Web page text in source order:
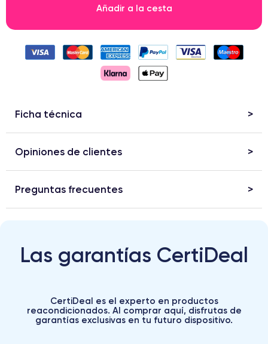
Añadir a la cesta
Ficha técnica
Opiniones de clientes
Preguntas frecuentes
Las garantías CertiDeal
CertiDeal es el experto en productos
reacondicionados. Al comprar aquí, disfrutas de
garantías exclusivas en tu futuro dispositivo.